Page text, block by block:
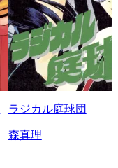
ラジカル庭球団
森真理